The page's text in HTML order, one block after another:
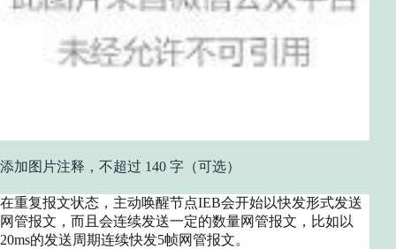
添加图片注释，不超过 140 字（可选）
在重复报文状态，主动唤醒节点IEB会开始以快发形式发送
网管报文，而且会连续发送一定的数量网管报文，比如以
20ms的发送周期连续快发5帧网管报文。